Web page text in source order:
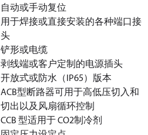
自动或手动复位
用于焊接或直接安装的各种端口接
头
铲形或电缆
剥线端或客户定制的电源插头
开放式或防水（IP65）版本
ACB型断路器可用于高低压切入和
切出以及风扇循环控制
CCB 型适用于 CO2制冷剂